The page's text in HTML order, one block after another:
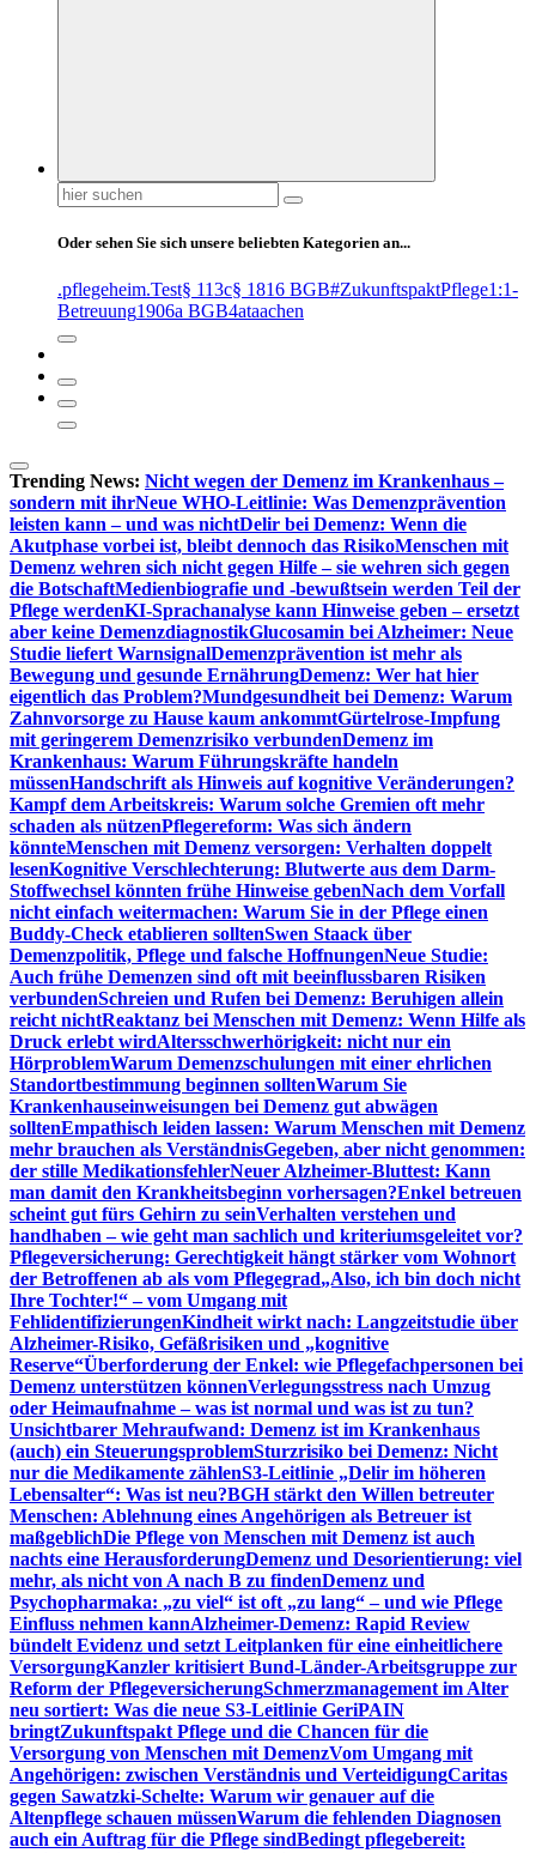
Suchen
nach:
Oder sehen Sie sich unsere beliebten Kategorien an...
.pflegeheim.Test§ 113c§ 1816 BGB#ZukunftspaktPflege1:1-
Betreuung1906a BGB4ataachen
Trending News: Nicht wegen der Demenz im Krankenhaus –
sondern mit ihrNeue WHO-Leitlinie: Was Demenzprävention
leisten kann – und was nichtDelir bei Demenz: Wenn die
Akutphase vorbei ist, bleibt dennoch das RisikoMenschen mit
Demenz wehren sich nicht gegen Hilfe – sie wehren sich gegen
die BotschaftMedienbiografie und -bewußtsein werden Teil der
Pflege werdenKI-Sprachanalyse kann Hinweise geben – ersetzt
aber keine DemenzdiagnostikGlucosamin bei Alzheimer: Neue
Studie liefert WarnsignalDemenzprävention ist mehr als
Bewegung und gesunde ErnährungDemenz: Wer hat hier
eigentlich das Problem?Mundgesundheit bei Demenz: Warum
Zahnvorsorge zu Hause kaum ankommtGürtelrose-Impfung
mit geringerem Demenzrisiko verbundenDemenz im
Krankenhaus: Warum Führungskräfte handeln
müssenHandschrift als Hinweis auf kognitive Veränderungen?
Kampf dem Arbeitskreis: Warum solche Gremien oft mehr
schaden als nützenPflegereform: Was sich ändern
könnteMenschen mit Demenz versorgen: Verhalten doppelt
lesenKognitive Verschlechterung: Blutwerte aus dem Darm-
Stoffwechsel könnten frühe Hinweise gebenNach dem Vorfall
nicht einfach weitermachen: Warum Sie in der Pflege einen
Buddy-Check etablieren solltenSwen Staack über
Demenzpolitik, Pflege und falsche HoffnungenNeue Studie:
Auch frühe Demenzen sind oft mit beeinflussbaren Risiken
verbundenSchreien und Rufen bei Demenz: Beruhigen allein
reicht nichtReaktanz bei Menschen mit Demenz: Wenn Hilfe als
Druck erlebt wirdAltersschwerhörigkeit: nicht nur ein
HörproblemWarum Demenzschulungen mit einer ehrlichen
Standortbestimmung beginnen solltenWarum Sie
Krankenhauseinweisungen bei Demenz gut abwägen
solltenEmpathisch leiden lassen: Warum Menschen mit Demenz
mehr brauchen als VerständnisGegeben, aber nicht genommen:
der stille MedikationsfehlerNeuer Alzheimer-Bluttest: Kann
man damit den Krankheitsbeginn vorhersagen?Enkel betreuen
scheint gut fürs Gehirn zu seinVerhalten verstehen und
handhaben – wie geht man sachlich und kriteriumsgeleitet vor?
Pflegeversicherung: Gerechtigkeit hängt stärker vom Wohnort
der Betroffenen ab als vom Pflegegrad„Also, ich bin doch nicht
Ihre Tochter!“ – vom Umgang mit
FehlidentifizierungenKindheit wirkt nach: Langzeitstudie über
Alzheimer-Risiko, Gefäßrisiken und „kognitive
Reserve“Überforderung der Enkel: wie Pflegefachpersonen bei
Demenz unterstützen könnenVerlegungsstress nach Umzug
oder Heimaufnahme – was ist normal und was ist zu tun?
Unsichtbarer Mehraufwand: Demenz ist im Krankenhaus
(auch) ein SteuerungsproblemSturzrisiko bei Demenz: Nicht
nur die Medikamente zählenS3-Leitlinie „Delir im höheren
Lebensalter“: Was ist neu?BGH stärkt den Willen betreuter
Menschen: Ablehnung eines Angehörigen als Betreuer ist
maßgeblichDie Pflege von Menschen mit Demenz ist auch
nachts eine HerausforderungDemenz und Desorientierung: viel
mehr, als nicht von A nach B zu findenDemenz und
Psychopharmaka: „zu viel“ ist oft „zu lang“ – und wie Pflege
Einfluss nehmen kannAlzheimer-Demenz: Rapid Review
bündelt Evidenz und setzt Leitplanken für eine einheitlichere
VersorgungKanzler kritisiert Bund-Länder-Arbeitsgruppe zur
Reform der PflegeversicherungSchmerzmanagement im Alter
neu sortiert: Was die neue S3-Leitlinie GeriPAIN
bringtZukunftspakt Pflege und die Chancen für die
Versorgung von Menschen mit DemenzVom Umgang mit
Angehörigen: zwischen Verständnis und VerteidigungCaritas
gegen Sawatzki-Schelte: Warum wir genauer auf die
Altenpflege schauen müssenWarum die fehlenden Diagnosen
auch ein Auftrag für die Pflege sindBedingt pflegebereit: